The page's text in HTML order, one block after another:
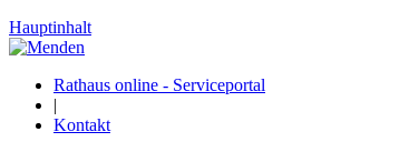
Hauptinhalt
Rathaus online - Serviceportal
|
Kontakt